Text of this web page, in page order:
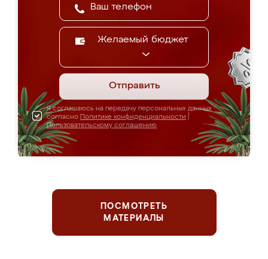
Желаемый бюджет
Отправить
Я соглашаюсь на передачу персональных данных
согласно Политике конфиденциальности
Пользовательскому соглашению
ПОСМОТРЕТЬ
МАТЕРИАЛЫ